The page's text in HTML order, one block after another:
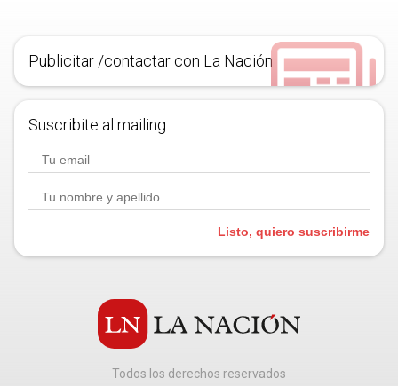
Publicitar /contactar con La Nación
Suscribite al mailing.
Listo, quiero suscribirme
Todos los derechos reservados